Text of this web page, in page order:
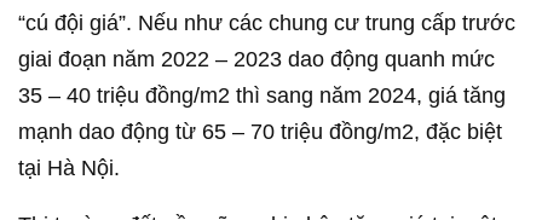
“cú đội giá”. Nếu như các chung cư trung cấp trước
giai đoạn năm 2022 – 2023 dao động quanh mức
35 – 40 triệu đồng/m2 thì sang năm 2024, giá tăng
mạnh dao động từ 65 – 70 triệu đồng/m2, đặc biệt
tại Hà Nội.